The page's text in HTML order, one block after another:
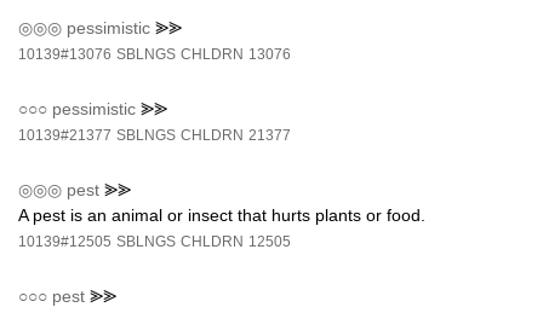
◎◎◎ pessimistic ⪢⪢
10139#13076 SBLNGS CHLDRN 13076
○○○ pessimistic ⪢⪢
10139#21377 SBLNGS CHLDRN 21377
◎◎◎ pest ⪢⪢
A pest is an animal or insect that hurts plants or food.
10139#12505 SBLNGS CHLDRN 12505
○○○ pest ⪢⪢